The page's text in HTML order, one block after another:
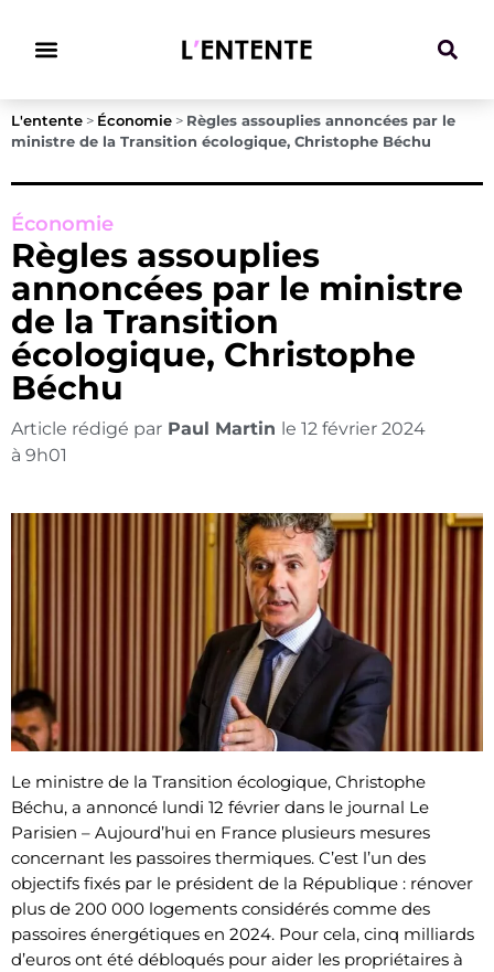
L'entente > Économie > Règles assouplies annoncées par le
ministre de la Transition écologique, Christophe Béchu
Économie
Règles assouplies
annoncées par le ministre
de la Transition
écologique, Christophe
Béchu
Article rédigé par Paul Martin le 12 février 2024
à 9h01
Le ministre de la Transition écologique, Christophe
Béchu, a annoncé lundi 12 février dans le journal Le
Parisien – Aujourd’hui en France plusieurs mesures
concernant les passoires thermiques. C’est l’un des
objectifs fixés par le président de la République : rénover
plus de 200 000 logements considérés comme des
passoires énergétiques en 2024. Pour cela, cinq milliards
d’euros ont été débloqués pour aider les propriétaires à